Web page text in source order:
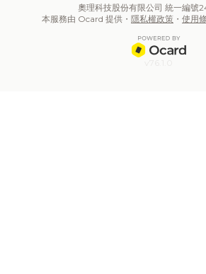
奧理科技股份有限公司 統一編號
本服務由 Ocard 提供・ 隱私權政策 ・ 使用